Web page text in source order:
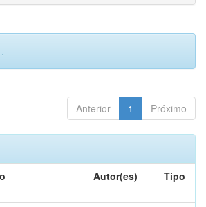
Anterior 1 Próximo
Autor(es) Tipo